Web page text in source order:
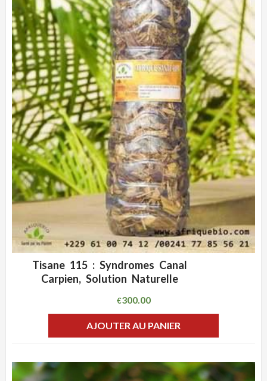
ADD WISHLIST
Tisane 115 : Syndromes Canal
Carpien, Solution Naturelle
€300.00
AJOUTER AU PANIER